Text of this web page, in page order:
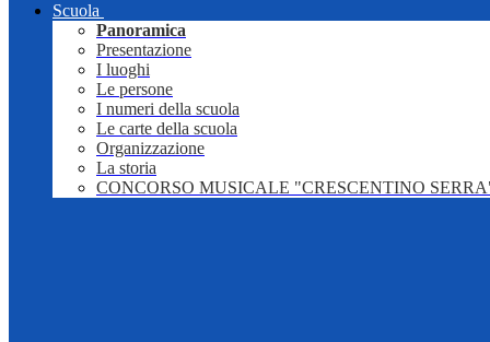
Scuola
Panoramica
Presentazione
I luoghi
Le persone
I numeri della scuola
Le carte della scuola
Organizzazione
La storia
CONCORSO MUSICALE "CRESCENTINO